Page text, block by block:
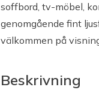
Uppvärmning
soffbord, tv-möbel,
genomgående fint
välkommen på
Beskrivning